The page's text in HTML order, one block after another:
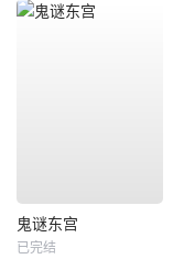
鬼谜东宫
已完结